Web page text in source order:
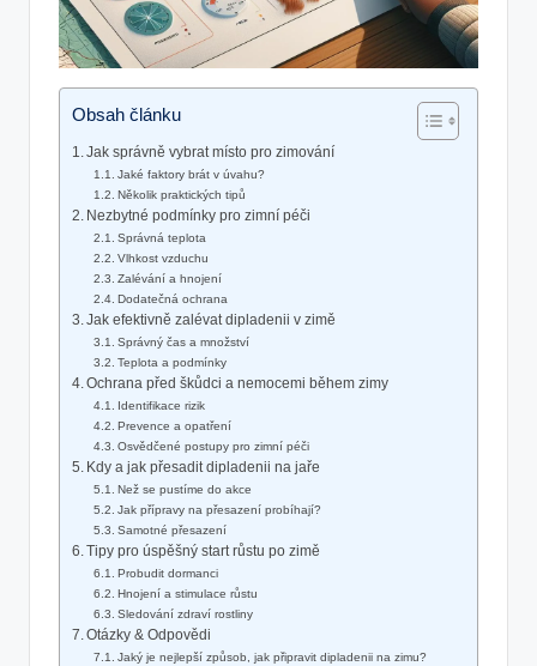
Obsah článku
Jak správně ⁢vybrat místo pro zimování
Jaké faktory brát v úvahu?
Několik praktických tipů
Nezbytné ‍podmínky pro zimní péči
Správná teplota
Vlhkost​ vzduchu
Zalévání a hnojení
Dodatečná ochrana
Jak efektivně zalévat‌ dipladenii v zimě
Správný čas⁣ a množství
Teplota a podmínky
Ochrana před škůdci a nemocemi během zimy
Identifikace rizik
Prevence a opatření
Osvědčené postupy pro zimní ⁤péči
Kdy ‍a jak přesadit dipladenii ⁤na jaře
Než se pustíme do akce
Jak přípravy na ⁤přesazení probíhají?
Samotné přesazení
Tipy pro úspěšný start růstu po zimě
Probudit dormanci
Hnojení a stimulace růstu
Sledování zdraví rostliny
Otázky & Odpovědi
Jaký je ‍nejlepší způsob, jak připravit dipladenii na zimu?